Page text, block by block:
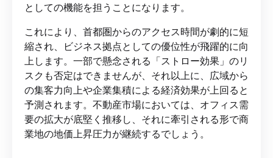
としての機能を担うことになります。
これにより、首都圏からのアクセス時間が劇的に短
縮され、ビジネス拠点としての優位性が飛躍的に向
上します。一部で懸念される「ストロー効果」のリ
スクも否定はできませんが、それ以上に、広域から
の集客力向上や企業集積による経済効果が上回ると
予測されます。不動産市場においては、オフィス需
要の拡大が底堅く推移し、それに牽引される形で商
業地の地価上昇圧力が継続するでしょう。